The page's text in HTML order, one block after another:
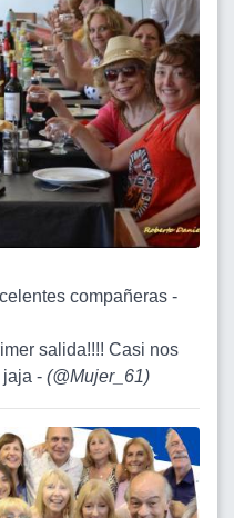
compañeras -
salida!!!! Casi nos
jaja - (@Mujer_61)